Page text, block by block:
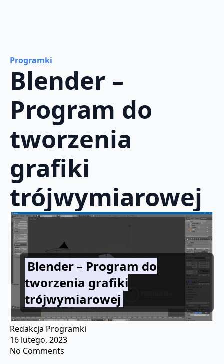
Programki
Blender –
Program do
tworzenia
grafiki
trójwymiarowej
Blender – Program do
tworzenia grafiki
trójwymiarowej
Redakcja Programki
16 lutego, 2023
No Comments